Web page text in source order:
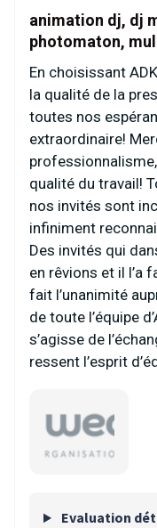
animation dj, dj
photomaton,
En choisissant
la qualité de la
toutes nos
extraordinaire!
qualité du travail!
nos invités sont
infiniment
Des invités qui
en rêvions et il l’a
fait l’unanimité
de toute l’équipe
s’agisse de
ressent l’esprit
Evaluation